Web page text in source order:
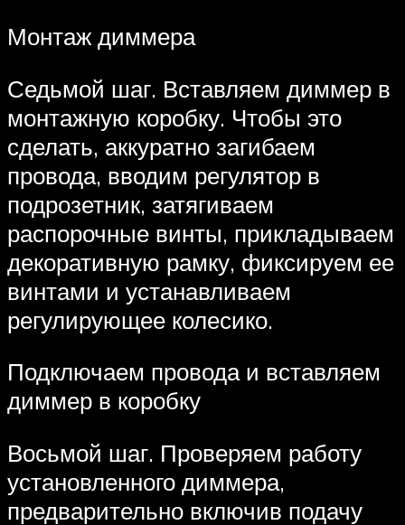
Монтаж диммера
Седьмой шаг. Вставляем диммер в
монтажную коробку. Чтобы это
сделать, аккуратно загибаем
провода, вводим регулятор в
подрозетник, затягиваем
распорочные винты, прикладываем
декоративную рамку, фиксируем ее
винтами и устанавливаем
регулирующее колесико.
Подключаем провода и вставляем
диммер в коробку
Восьмой шаг. Проверяем работу
установленного диммера,
предварительно включив подачу